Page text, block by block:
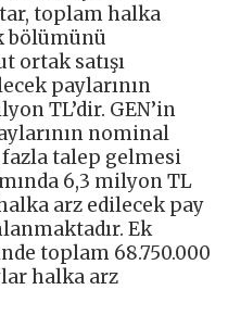
toplam halka
bölümünü
ortak satışı
paylarının
TL’dir. GEN’in
nominal
fazla talep gelmesi
6,3 milyon TL
arz edilecek pay
Ek
toplam 68.750.000
halka arz